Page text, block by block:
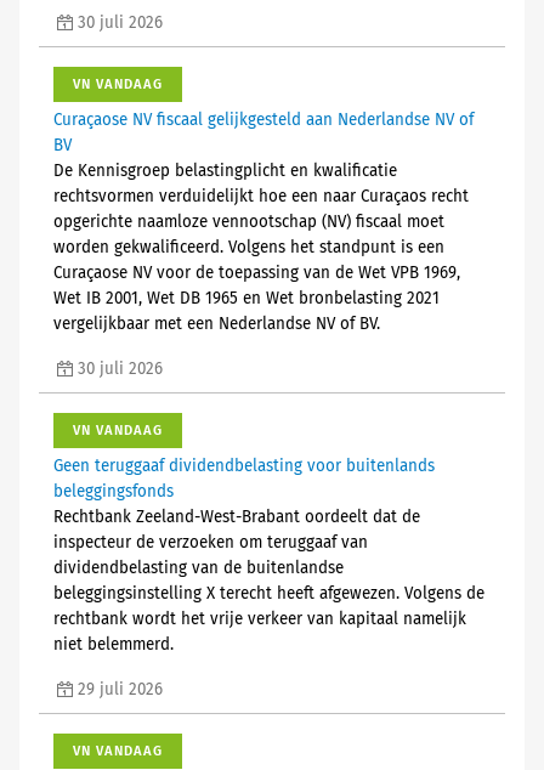
30 juli 2026
VN VANDAAG
Curaçaose NV fiscaal gelijkgesteld aan Nederlandse NV of
BV
De Kennisgroep belastingplicht en kwalificatie
rechtsvormen verduidelijkt hoe een naar Curaçaos recht
opgerichte naamloze vennootschap (NV) fiscaal moet
worden gekwalificeerd. Volgens het standpunt is een
Curaçaose NV voor de toepassing van de Wet VPB 1969,
Wet IB 2001, Wet DB 1965 en Wet bronbelasting 2021
vergelijkbaar met een Nederlandse NV of BV.
30 juli 2026
VN VANDAAG
Geen teruggaaf dividendbelasting voor buitenlands
beleggingsfonds
Rechtbank Zeeland-West-Brabant oordeelt dat de
inspecteur de verzoeken om teruggaaf van
dividendbelasting van de buitenlandse
beleggingsinstelling X terecht heeft afgewezen. Volgens de
rechtbank wordt het vrije verkeer van kapitaal namelijk
niet belemmerd.
29 juli 2026
VN VANDAAG